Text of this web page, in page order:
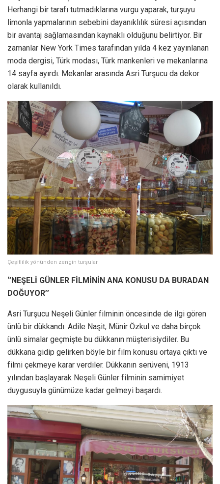
Herhangi bir tarafı tutmadıklarına vurgu yaparak, turşuyu
limonla yapmalarının sebebini dayanıklılık süresi açısından
bir avantaj sağlamasından kaynaklı olduğunu belirtiyor. Bir
zamanlar New York Times tarafından yılda 4 kez yayınlanan
moda dergisi, Türk modası, Türk mankenleri ve mekanlarına
14 sayfa ayırdı. Mekanlar arasında Asri Turşucu da dekor
olarak kullanıldı.
Çeşitlilik yönünden zengin turşular
‘’NEŞELİ GÜNLER FİLMİNİN ANA KONUSU DA BURADAN
DOĞUYOR’’
Asri Turşucu Neşeli Günler filminin öncesinde de ilgi gören
ünlü bir dükkandı. Adile Naşit, Münir Özkul ve daha birçok
ünlü simalar geçmişte bu dükkanın müşterisiydiler. Bu
dükkana gidip gelirken böyle bir film konusu ortaya çıktı ve
filmi çekmeye karar verdiler. Dükkanın serüveni, 1913
yılından başlayarak Neşeli Günler filminin samimiyet
duygusuyla günümüze kadar gelmeyi başardı.